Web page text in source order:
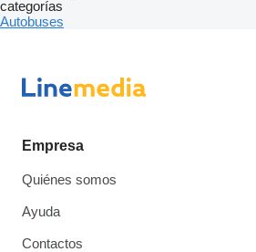
categorías
Autobuses
Empresa
Quiénes somos
Ayuda
Contactos